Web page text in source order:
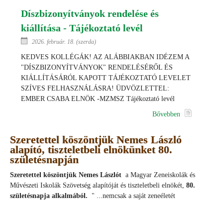
Díszbizonyítványok rendelése és
kiállítása - Tájékoztató levél
2026. február. 18. (szerda)
KEDVES KOLLÉGÁK! AZ ALÁBBIAKBAN IDÉZEM A
"DÍSZBIZONYÍTVÁNYOK" RENDELÉSÉRŐL ÉS
KIÁLLÍTÁSÁRÓL KAPOTT TÁJÉKOZTATÓ LEVELET
SZÍVES FELHASZNÁLÁSRA! ÜDVÖZLETTEL:
EMBER CSABA ELNÖK -MZMSZ Tájékoztató levél
Bővebben
Szeretettel köszöntjük Nemes László
alapító, tiszteletbeli elnökünket 80.
születésnapján
Szeretettel köszöntjük Nemes Lászlót a Magyar Zeneiskolák és
Művészeti Iskolák Szövetség alapítóját és tiszteletbeli elnökét, 80.
születésnapja alkalmából. " ...nemcsak a saját zeneéletét